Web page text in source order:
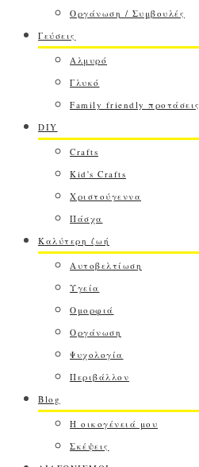
Οργάνωση / Συμβουλές
Γεύσεις
Αλμυρό
Γλυκό
Family friendly προτάσεις
DIY
Crafts
Kid's Crafts
Χριστούγεννα
Πάσχα
Καλύτερη ζωή
Αυτοβελτίωση
Υγεία
Ομορφιά
Οργάνωση
Ψυχολογία
Περιβάλλον
Blog
Η οικογένειά μου
Σκέψεις